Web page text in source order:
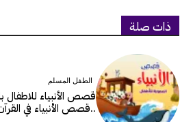
ذات صلة
الطفل المسلم
قصص الأنبياء للاطفال
..قصص الأنبياء في